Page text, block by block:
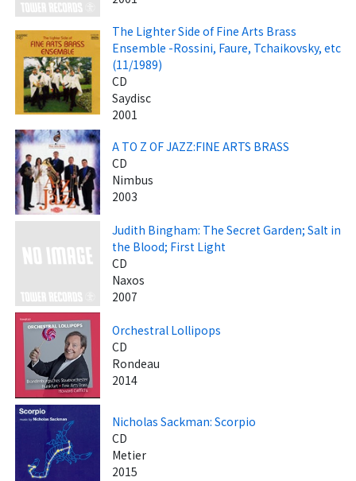
The Lighter Side of Fine Arts Brass
Ensemble -Rossini, Faure, Tchaikovsky, etc
(11/1989)
CD
Saydisc
2001
A TO Z OF JAZZ:FINE ARTS BRASS
CD
Nimbus
2003
Judith Bingham: The Secret Garden; Salt in
the Blood; First Light
CD
Naxos
2007
Orchestral Lollipops
CD
Rondeau
2014
Nicholas Sackman: Scorpio
CD
Metier
2015